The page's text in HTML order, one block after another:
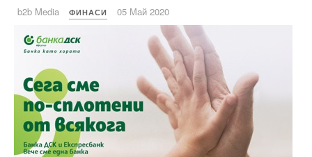
b2b Media ФИНАСИ 05 Май 2020